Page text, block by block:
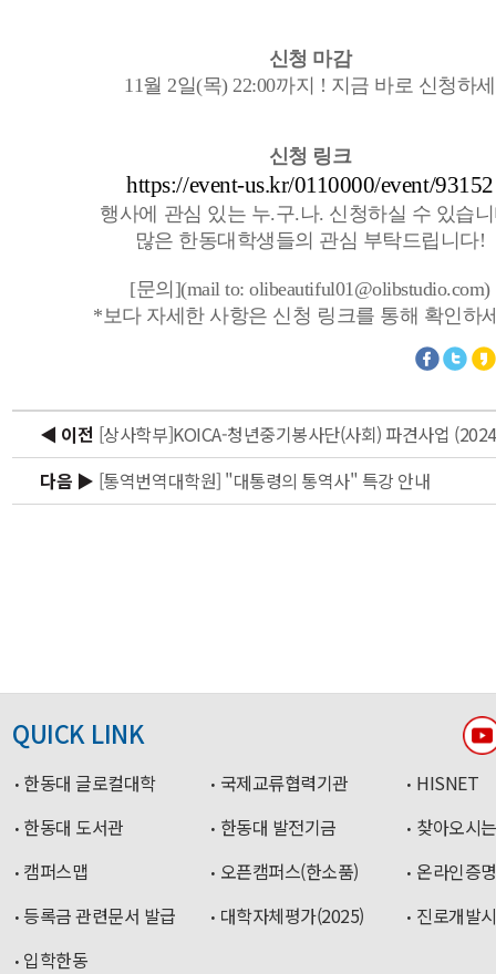
신청 마감
11월 2일(목) 22:00까지 ! 지금 바로 신청하세
신청 링크
https://event-us.kr/0110000/event/93152
행사에 관심 있는 누.구.나. 신청하실 수 있습
많은 한동대학생들의 관심 부탁드립니다!
[문의](mail to: olibeautiful01@olibstudio.com)
*보다 자세한 사항은 신청 링크를 통해 확인하
◀ 이전
다음 ▶ [통역번역대학원] "대통령의 통역사" 특강 안내
QUICK LINK
한동대 글로컬대학 국제교류협력기관
HISNET
한동대 도서관
한동대 발전기금
찾아오시
캠퍼스맵
오픈캠퍼스(한소품)
온라인증
등록금 관련문서 발급
대학자체평가(2025)
진로개발
입학한동